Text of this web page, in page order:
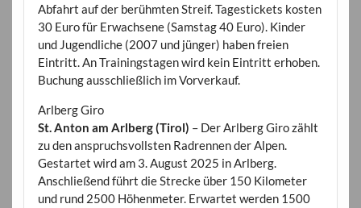
Abfahrt auf der berühmten Streif. Tagestickets kosten
30 Euro für Erwachsene (Samstag 40 Euro). Kinder
und Jugendliche (2007 und jünger) haben freien
Eintritt. An Trainingstagen wird kein Eintritt erhoben.
Buchung ausschließlich im Vorverkauf.
Arlberg Giro
St. Anton am Arlberg (Tirol) – Der Arlberg Giro zählt
zu den anspruchsvollsten Radrennen der Alpen.
Gestartet wird am 3. August 2025 in Arlberg.
Anschließend führt die Strecke über 150 Kilometer
und rund 2500 Höhenmeter. Erwartet werden 1500